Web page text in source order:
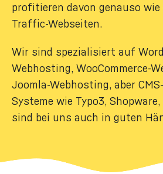
profitieren davon genauso wie
Traffic-Webseiten.
Wir sind spezialisiert auf
Webhosting, WooCommerce-
Joomla-Webhosting, aber
Systeme wie Typo3,
sind bei uns auch in guten